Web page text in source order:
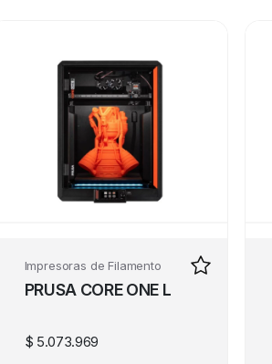
Impresoras de Filamento
PRUSA CORE ONE L
$ 5.073.969